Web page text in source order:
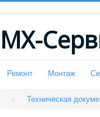
МХ-
Ремонт Монтаж
Техническая